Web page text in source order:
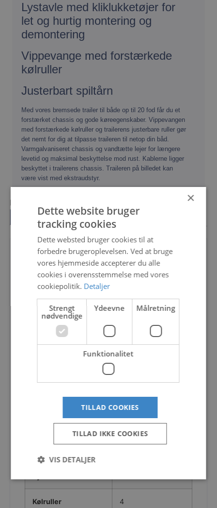
Lystavle med kliklukketøjer for
let og hurtig montering og
demontering
Vippevange med forstærkede
kølruller
Justerbart spiltårn
Med vores bremsede trailer til både op til 20 fod får du et
forstærket chassis og gode køreegenskaber. Vippevangen
med forstærkede kølruller og trailerens justerbare ruller gør
det nemt for dig at tilpasse traileren til netop din båd.
Varmgalvaniseret chassis og vandtætte lejer for længere
levetid og maksimal beskyttelse mod rust. Kablerne ligger
beskyttet i trailerens chassis. Traileren på billedet kan
være vist med ekstraudstyr.
Loading...
Beskrivelse
Model 201300B
Varenummer
Totalvægt (kg)
Kølruller 4
×
Dette website bruger
tracking cookies
Dette websted bruger cookies til at
forbedre brugeroplevelsen. Ved at bruge
vores hjemmeside accepterer du alle
cookies i overensstemmelse med vores
cookiepolitik. Detaljer
Strengt
nødvendige
Ydeevne Målretning
Funktionalitet
TILLAD COOKIES
TILLAD IKKE COOKIES
VIS DETALJER
Strengt nødvendige Ydeevne